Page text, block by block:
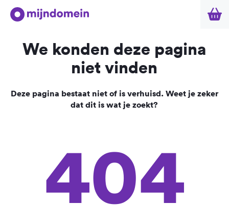
We konden deze pagina
niet vinden
Deze pagina bestaat niet of is verhuisd. Weet je zeker
dat dit is wat je zoekt?
404